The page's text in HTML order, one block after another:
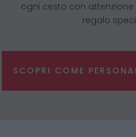
ogni cesto con
regalo
SCOPRI COME